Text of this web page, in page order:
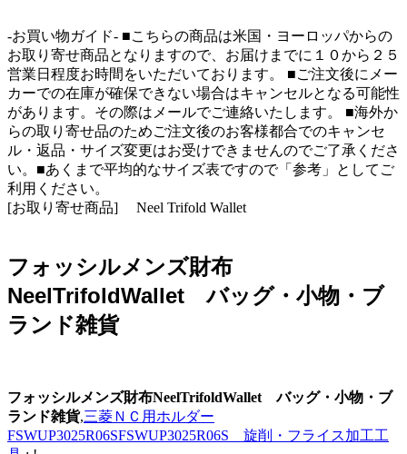
-お買い物ガイド- ■こちらの商品は米国・ヨーロッパからの
お取り寄せ商品となりますので、お届けまでに１０から２５
営業日程度お時間をいただいております。 ■ご注文後にメー
カーでの在庫が確保できない場合はキャンセルとなる可能性
があります。その際はメールでご連絡いたします。 ■海外か
らの取り寄せ品のためご注文後のお客様都合でのキャンセ
ル・返品・サイズ変更はお受けできませんのでご了承くださ
い。■あくまで平均的なサイズ表ですので「参考」としてご
利用ください。
[お取り寄せ商品] Neel Trifold Wallet
フォッシルメンズ財布
NeelTrifoldWallet バッグ・小物・ブ
ランド雑貨
フォッシルメンズ財布NeelTrifoldWallet バッグ・小物・ブ
ランド雑貨,三菱ＮＣ用ホルダー
FSWUP3025R06SFSWUP3025R06S 旋削・フライス加工工